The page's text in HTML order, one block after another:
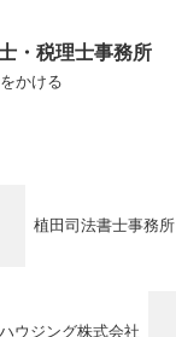
・税理士事務所
かける
植田司法書士事務所
ウジング株式会社